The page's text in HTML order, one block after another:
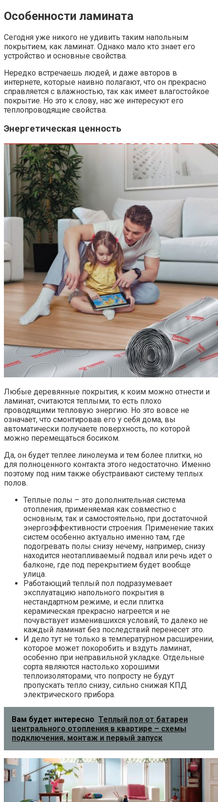
Особенности ламината
Сегодня уже никого не удивить таким напольным
покрытием, как ламинат. Однако мало кто знает его
устройство и основные свойства.
Нередко встречаешь людей, и даже авторов в
интернете, которые наивно полагают, что он прекрасно
справляется с влажностью, так как имеет влагостойкое
покрытие. Но это к слову, нас же интересуют его
теплопроводящие свойства.
Энергетическая ценность
Любые деревянные покрытия, к коим можно отнести и
ламинат, считаются теплыми, то есть плохо
проводящими тепловую энергию. Но это вовсе не
означает, что смонтировав его у себя дома, вы
автоматически получаете поверхность, по которой
можно перемещаться босиком.
Да, он будет теплее линолеума и тем более плитки, но
для полноценного контакта этого недостаточно. Именно
поэтому под ним также обустраивают систему теплых
полов.
Теплые полы – это дополнительная система
отопления, применяемая как совместно с
основным, так и самостоятельно, при достаточной
энергоэффективности строения. Применение таких
систем особенно актуально именно там, где
подогревать полы снизу нечему, например, снизу
находится неотапливаемый подвал или речь идет о
балконе, где под перекрытием будет вообще
улица.
Работающий теплый пол подразумевает
эксплуатацию напольного покрытия в
нестандартном режиме, и если плитка
керамическая прекрасно нагреется и не
почувствует изменившихся условий, то далеко не
каждый ламинат без последствий перенесет это.
И дело тут не только в температурном расширении,
которое может покоробить и вздуть ламинат,
особенно при неправильной укладке. Отдельные
сорта являются настолько хорошими
теплоизоляторами, что попросту не будут
пропускать тепло снизу, сильно снижая КПД
электрического прибора.
Вам будет интересно Теплый пол от батареи
центрального отопления в квартире – схемы
подключения, монтаж и первый запуск